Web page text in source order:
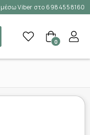
μέσω Viber στο 6984558160
0